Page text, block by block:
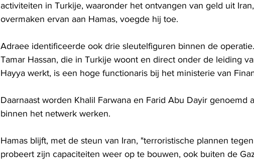
activiteiten in Turkije, waaronder het ontvangen van geld uit
overmaken ervan aan Hamas, voegde hij toe.
Adraee identificeerde ook drie sleutelfiguren binnen de operatie.
Tamar Hassan, die in Turkije woont en direct onder de leiding
Hayya werkt, is een hoge functionaris bij het ministerie van
Daarnaast worden Khalil Farwana en Farid Abu Dayir genoemd
binnen het netwerk werken.
Hamas blijft, met de steun van Iran, "terroristische plannen
probeert zijn capaciteiten weer op te bouwen, ook buiten de